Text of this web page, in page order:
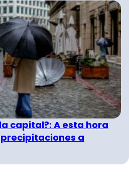
capital?: A esta hora
a